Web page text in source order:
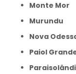
Monte Mor
Murundu
Nova
Paiol